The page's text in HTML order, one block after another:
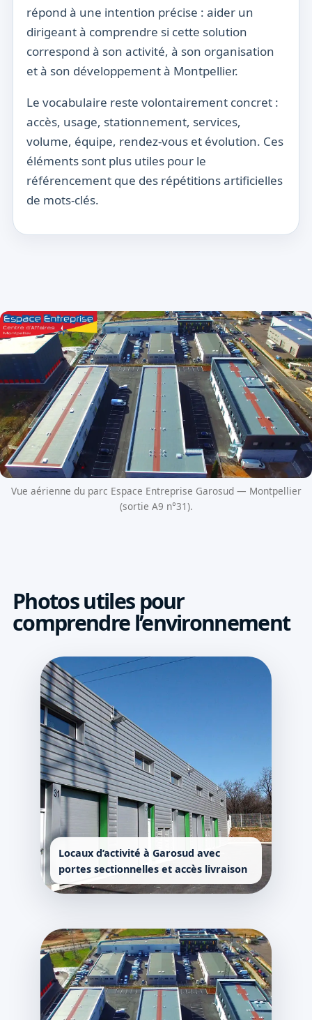
répond à une intention précise : aider un
dirigeant à comprendre si cette solution
correspond à son activité, à son organisation
et à son développement à Montpellier.
Le vocabulaire reste volontairement concret :
accès, usage, stationnement, services,
volume, équipe, rendez-vous et évolution. Ces
éléments sont plus utiles pour le
référencement que des répétitions artificielles
de mots-clés.
Vue aérienne du parc Espace Entreprise Garosud — Montpellier
(sortie A9 n°31).
Photos utiles pour
comprendre l’environnement
Locaux d’activité à Garosud avec
portes sectionnelles et accès livraison